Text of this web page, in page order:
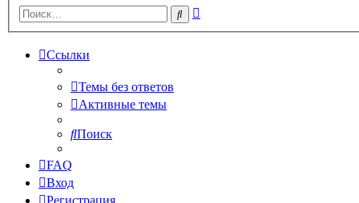
Поиск
Ссылки
Темы без ответов
Активные темы
Поиск
FAQ
Вход